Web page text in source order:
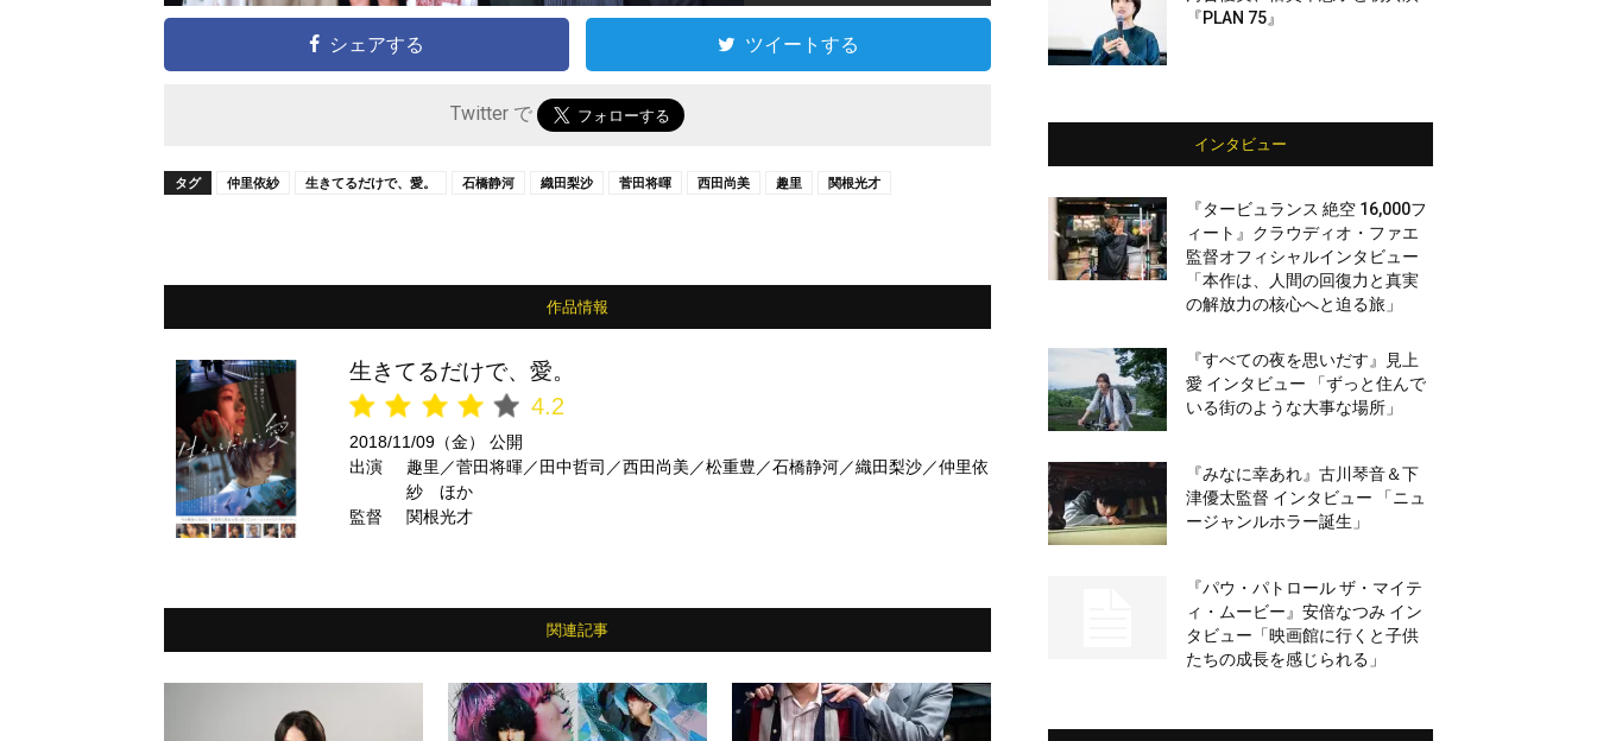
シェアする ツイートする
Twitter で
タグ 仲里依紗 生きてるだけで、愛。 石橋静河 織田梨沙 菅田将暉 西田尚美 趣里 関根光才
作品情報
生きてるだけで、愛。
4.2
2018/11/09（金） 公開
出演
趣里／菅田将暉／田中哲司／西田尚美／松重豊／石橋静河／織田梨沙／仲里依
紗 ほか
監督
関根光才
関連記事
『PLAN 75』
インタビュー
『タービュランス 絶空 16,000フ
ィート』クラウディオ・ファエ
監督オフィシャルインタビュー
「本作は、人間の回復力と真実
の解放力の核心へと迫る旅」
『すべての夜を思いだす』見上
愛 インタビュー 「ずっと住んで
いる街のような大事な場所」
『みなに幸あれ』古川琴音＆下
津優太監督 インタビュー 「ニュ
ージャンルホラー誕生」
『パウ・パトロール ザ・マイテ
ィ・ムービー』安倍なつみ イン
タビュー「映画館に行くと子供
たちの成長を感じられる」